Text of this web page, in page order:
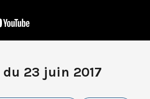
23 juin 2017